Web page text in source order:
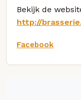
Bekijk de
http://
Facebook